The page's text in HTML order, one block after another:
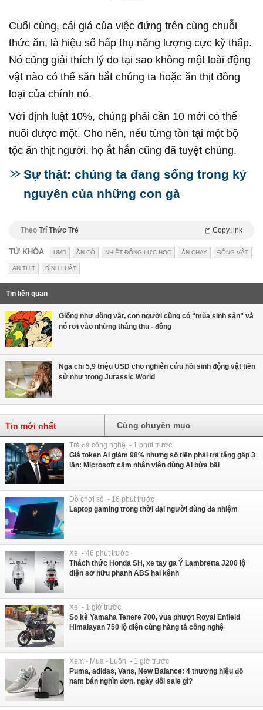
Cuối cùng, cái giá của việc đứng trên cùng chuỗi
thức ăn, là hiệu số hấp thụ năng lượng cực kỳ thấp.
Nó cũng giải thích lý do tại sao không một loài động
vật nào có thể săn bắt chúng ta hoặc ăn thịt đồng
loại của chính nó.
Với định luật 10%, chúng phải cần 10 mới có thể
nuôi được một. Cho nên, nếu từng tồn tại một bộ
tộc ăn thịt người, họ ắt hẳn cũng đã tuyệt chủng.
Sự thật: chúng ta đang sống trong kỷ
nguyên của những con gà
Theo Trí Thức Trẻ Copy link
TỪ KHÓA UMD ĂN CỎ NHIỆT ĐỘNG LỰC HỌC ĂN CHAY ĐỘNG VẬT
ĂN THỊT ĐỊNH LUẬT
Tin liên quan
Giống như động vật, con người cũng có “mùa sinh sản” và
nó rơi vào những tháng thu - đông
Nga chi 5,9 triệu USD cho nghiên cứu hồi sinh động vật tiền
sử như trong Jurassic World
Tin mới nhất Cùng chuyên mục
Trà đá công nghệ - 1 phút trước
Giá token AI giảm 98% nhưng số tiền phải trả tăng gấp 3
lần: Microsoft cấm nhân viên dùng AI bừa bãi
Đồ chơi số - 16 phút trước
Laptop gaming trong thời đại người dùng đa nhiệm
Xe - 46 phút trước
Thách thức Honda SH, xe tay ga Ý Lambretta J200 lộ
diện sở hữu phanh ABS hai kênh
Xe - 1 giờ trước
So kè Yamaha Tenere 700, vua phượt Royal Enfield
Himalayan 750 lộ diện cùng hàng tá công nghệ
Xem - Mua - Luôn - 1 giờ trước
Puma, adidas, Vans, New Balance: 4 thương hiệu đồ
nam bán nghìn đơn, ngày đôi sale gì?